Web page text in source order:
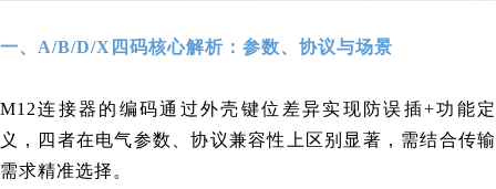
一、A/B/D/X四码核心解析：参数、协议与场景
M12连接器的编码通过外壳键位差异实现防误插+功能定
义，四者在电气参数、协议兼容性上区别显著，需结合传输
需求精准选择。